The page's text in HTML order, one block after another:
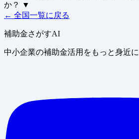
か？
▼
← 全国一覧に戻る
補助金さがすAI
中小企業の補助金活用をもっと身近に